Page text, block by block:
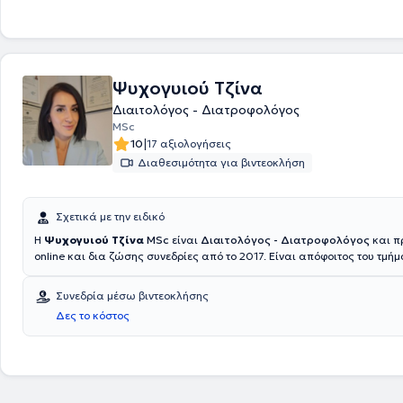
Ψυχογυιού Τζίνα
Διαιτολόγος - Διατροφολόγος
MSc
10|17 αξιολογήσεις
Διαθεσιμότητα για βιντεοκλήση
Σχετικά με την ειδικό
Η Ψυχογυιού Τζίνα MSc είναι Διαιτολόγος - Διατροφολόγος και
online και δια ζώσης συνεδρίες από το 2017. Είναι απόφοιτος του
έχει ολοκληρώσει και τις Μεταπτυχιακές της σπουδές στο αντικείμενο
Διατροφής. Έχει εργαστεί σε σημαντικούς δημόσιους φορείς ως
Διατροφολόγος όπως το Τζάνειο Νοσοκομείο Πειραιά και το
Νοκοκομείο Μεταξά. Επιπλέον, έχει υπάρξει ερευνήτρια για το
Συνεδρία μέσω βιντεοκλήσης
Δες το κόστος